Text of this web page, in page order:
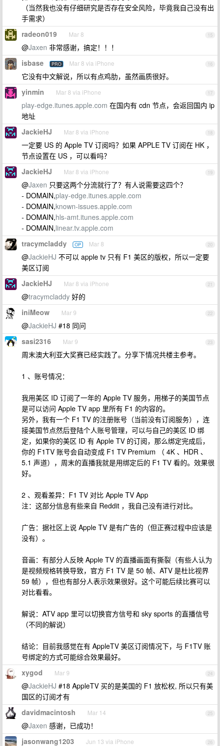
（当然我也没有仔细研究是否存在安全风险，毕竟我自己没有出
手需求）
15
radeon019 Mar 8
@Jaxen 非常感谢，搞定！！！
16
isbase PRO Mar 8 via iPhone
它没有中文解说，所以有点鸡肋，虽然画质很好。
17
yinmin Mar 8 via iPhone
play-edge.itunes.apple.com 在国内有 cdn 节点，会返回国内 ip
地址
18
JackieHJ Mar 8 via iPhone
一定要 US 的 Apple TV 订阅吗？如果 APPLE TV 订阅在 HK ，
节点设置在 US ，可以看吗？
19
JackieHJ Mar 8 via iPhone
@Jaxen 只要这两个分流就行了？有人说需要这四个？
- DOMAIN,play-edge.itunes.apple.com
- DOMAIN,known-issues.apple.com
- DOMAIN,hls-amt.itunes.apple.com
- DOMAIN,linear.tv.apple.com
20
tracymcladdy OP Mar 8
@JackieHJ 不可以 apple tv 只有 F1 美区的版权，所以一定要
美区订阅
21
JackieHJ Mar 8 via iPhone
@tracymcladdy 好的
22
iniMeow Mar 9
@JackieHJ #18 同问
23
sasi2316 Mar 9
周末澳大利亚大奖赛已经实践了。分享下情况共楼主参考。
1 、账号情况：
我用美区 ID 订阅了一年的 Apple TV 服务，用梯子的美国节点
是可以访问 Apple TV app 里所有 F1 的内容的。
另外，我有一个 F1 TV 的注册账号（当前没有订阅服务），连
接美国节点然后登陆个人账号管理，可以与自己的美区 ID 绑
定，如果你的美区 ID 有 Apple TV 的订阅，那么绑定完成后，
你的 F1TV 账号会自动变成 F1 TV Premium （ 4K 、HDR 、
5.1 声道），周末的直播我就是用绑定后的 F1 TV 看的。效果很
好。
2 、观看差异：F1 TV 对比 Apple TV App
注：这部分信息有些来自 Reddit ，我自己没有进行对比。
广告：据社区上说 Apple TV 是有广告的（但正赛过程中应该是
没有）。
音画：有部分人反映 Apple TV 的直播画面有撕裂（有些人认为
是视频规格转换导致，官方 F1 TV 是 50 帧、ATV 是杜比视界
59 帧），但也有部分人表示效果很好。这个可能后续比赛可以
对比看看。
解说：ATV app 里可以切换官方信号和 sky sports 的直播信号
（不同的解说）
结论：目前我感觉在有 AppleTV 美区订阅情况下，与 F1TV 账
号绑定的方式可能综合效果最好。
24
xygod Mar 9
@JackieHJ #18 AppleTV 买的是美国的 F1 放松权, 所以只有美
国区的订阅才有
25
davidmacintosh Mar 14
@Jaxen 感谢，已成功！
26
jasonwang1203 Jun 13 via iPhone